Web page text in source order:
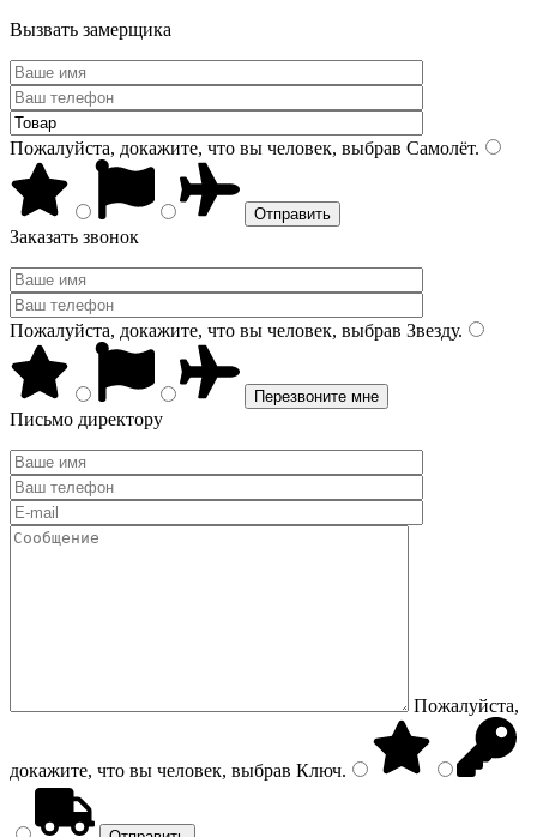
Вызвать замерщика
Пожалуйста, докажите, что вы человек, выбрав Самолёт.
Заказать звонок
Пожалуйста, докажите, что вы человек, выбрав Звезду.
Письмо директору
Пожалуйста,
докажите, что вы человек, выбрав Ключ.